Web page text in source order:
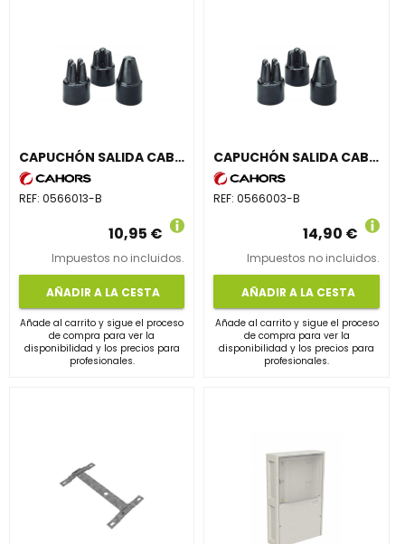
CAPUCHÓN SALIDA CABLE CP-65/4-B, DE DIÁMETRO 65mm
REF: 0566013-B
10,95 €
Impuestos no incluidos.
AÑADIR A LA CESTA
Añade al carrito y sigue el proceso
de compra para ver la
disponibilidad y los precios para
profesionales.
CAPUCHÓN SALIDA CABLE CP-90/4-B, DE DIÁMETRO 90mm
REF:0566003-B
14,90 €
Impuestos no incluidos.
AÑADIR A LA CESTA
Añade al carrito y sigue el proceso
de compra para ver la
disponibilidad y los precios para
profesionales.